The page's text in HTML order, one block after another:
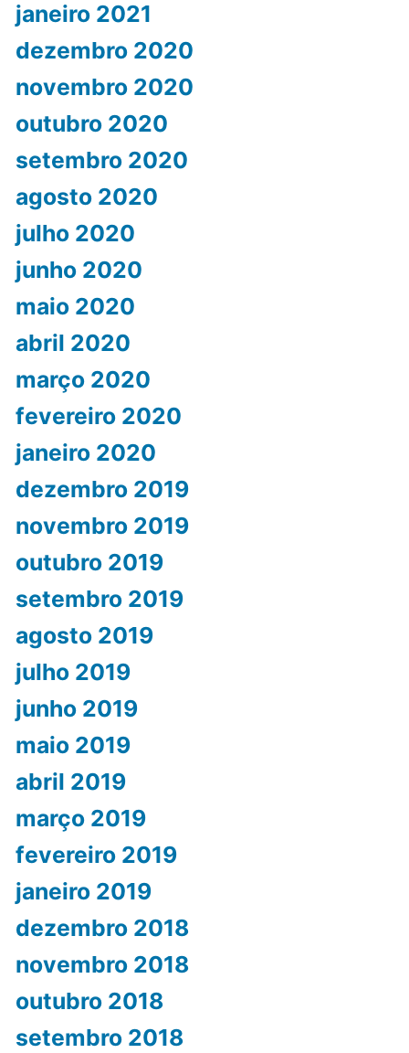
janeiro 2021
dezembro 2020
novembro 2020
outubro 2020
setembro 2020
agosto 2020
julho 2020
junho 2020
maio 2020
abril 2020
março 2020
fevereiro 2020
janeiro 2020
dezembro 2019
novembro 2019
outubro 2019
setembro 2019
agosto 2019
julho 2019
junho 2019
maio 2019
abril 2019
março 2019
fevereiro 2019
janeiro 2019
dezembro 2018
novembro 2018
outubro 2018
setembro 2018